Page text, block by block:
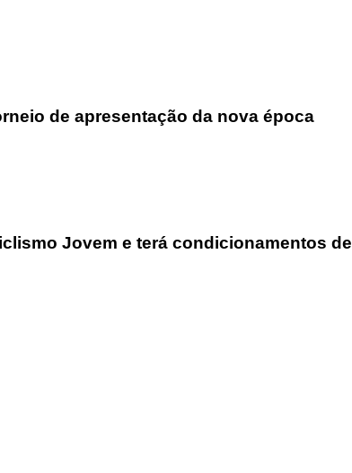
de apresentação da nova época
Jovem e terá condicionamentos de